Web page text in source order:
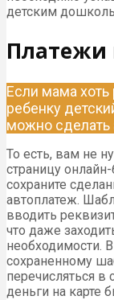
детским
Платежи
Если мама хоть
ребенку
можно сделать
То есть, вам не
страницу
сохраните
автоплатеж.
вводить
что даже
необходимости.
сохраненному
перечисляться в
деньги на карте